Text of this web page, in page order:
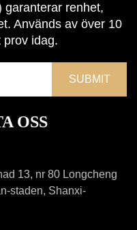
garanterar renhet,
Används av över 10
prov idag.
OSS
13, nr 80 Longcheng
staden, Shanxi-